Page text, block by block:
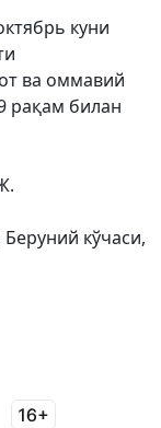
куни
ва оммавий
рақам билан
кўчаси,